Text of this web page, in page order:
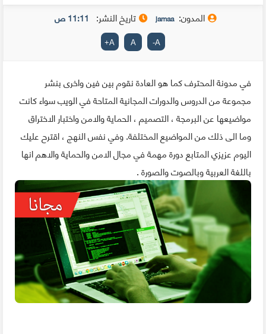
المدون: jamaa تاريخ النشر: 11:11 ص
A
-
A
A
+
في مدونة المحترف كما هو العادة نقوم بين فين واخرى بنشر
مجموعة من الدروس والدورات المجانية المتاحة في الويب سواء كانت
مواضيعها عن البرمجة ، التصميم ، الحماية والامن واختبار الاختراق
وما الى ذلك من المواضيع المختلفة. وفي نفس النهج ، اقترح عليك
اليوم عزيزي المتابع دورة مهمة في مجال الامن والحماية والاهم انها
باللغة العربية وبالصوت والصورة .